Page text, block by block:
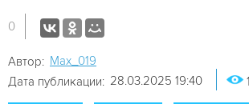
0
Автор: Мах_019
Дата публикации: 28.03.2025 19:40